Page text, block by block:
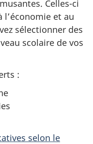
Celles-ci
et au
sélectionner des
scolaire de vos
:
selon le